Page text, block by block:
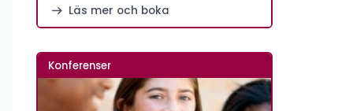
Läs mer och boka
Konferenser